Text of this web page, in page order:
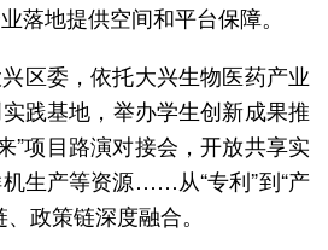
落地提供空间和平台保障。
区委，依托大兴生物医药产业
践基地，举办学生创新成果推
”项目路演对接会，开放共享实
生产等资源……从“专利”到“产
政策链深度融合。